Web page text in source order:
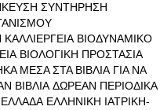
ΣΥΝΤΗΡΗΣΗ
ΒΙΟΔΥΝΑΜΙΚΟ
ΒΙΟΛΟΓΙΚΗ ΠΡΟΣΤΑΣΙΑ
ΜΕΣΑ ΣΤΑ ΒΙΒΛΙΑ ΓΙΑ ΝΑ
ΒΙΒΛΙΑ ΔΩΡΕΑΝ ΠΕΡΙΟΔΙΚΑ
ΕΛΛΑΔΑ ΕΛΛΗΝΙΚΗ ΙΑΤΡΙΚΗ-